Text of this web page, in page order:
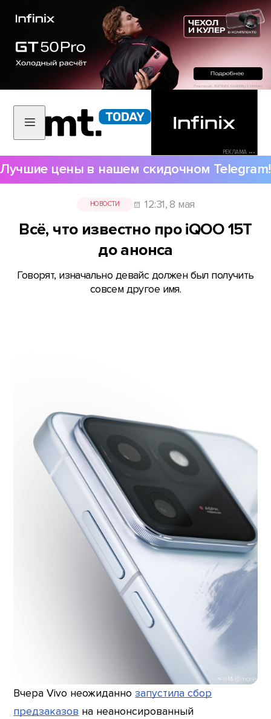
РЕКЛАМА •••
Лучшие цены в нашем скидочном Telegram!
НОВОСТИ 12:31, 8 мая
Всё, что известно про iQOO 15T
до анонса
Говорят, изначально девайс должен был получить
совсем другое имя.
Вчера Vivo неожиданнозапустила сбор
предзаказов на неанонсированный